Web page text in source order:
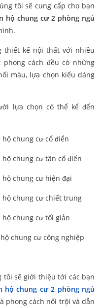
tôi sẽ cung cấp cho bạn
hộ chung cư 2 phòng ngủ
thiết kế nội thất với nhiều
cách đều có những
màu, lựa chọn kiểu dáng
lựa chọn có thể kể đến
chung cư cổ điển
chung cư tân cổ điển
chung cư hiện đại
hộ chung cư chiết trung
chung cư tối giản
chung cư công nghiệp
tôi sẽ giới thiệu tới các bạn
chung cư 2 phòng ngủ
phong cách nổi trội và dẫn